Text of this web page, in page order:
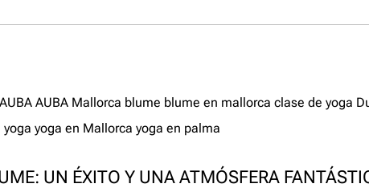
AUBA AUBA Mallorca blume blume en mallorca clase de yoga
yoga yoga en Mallorca yoga en palma
UN ÉXITO Y UNA ATMÓSFERA